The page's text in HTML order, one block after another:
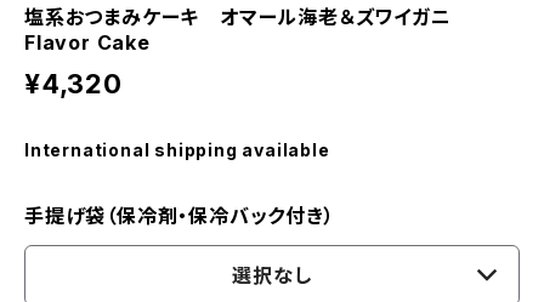
塩系おつまみケーキ オマール海老＆ズワイガニ
Flavor Cake
¥4,320
International shipping available
手提げ袋（保冷剤・保冷バック付き）
選択なし